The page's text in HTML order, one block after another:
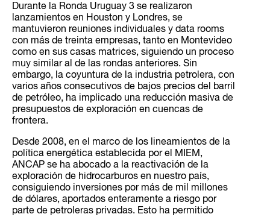
Durante la Ronda Uruguay 3 se realizaron
lanzamientos en Houston y Londres, se
mantuvieron reuniones individuales y data rooms
con más de treinta empresas, tanto en Montevideo
como en sus casas matrices, siguiendo un proceso
muy similar al de las rondas anteriores. Sin
embargo, la coyuntura de la industria petrolera, con
varios años consecutivos de bajos precios del barril
de petróleo, ha implicado una reducción masiva de
presupuestos de exploración en cuencas de
frontera.
Desde 2008, en el marco de los lineamientos de la
política energética establecida por el MIEM,
ANCAP se ha abocado a la reactivación de la
exploración de hidrocarburos en nuestro país,
consiguiendo inversiones por más de mil millones
de dólares, aportados enteramente a riesgo por
parte de petroleras privadas. Esto ha permitido